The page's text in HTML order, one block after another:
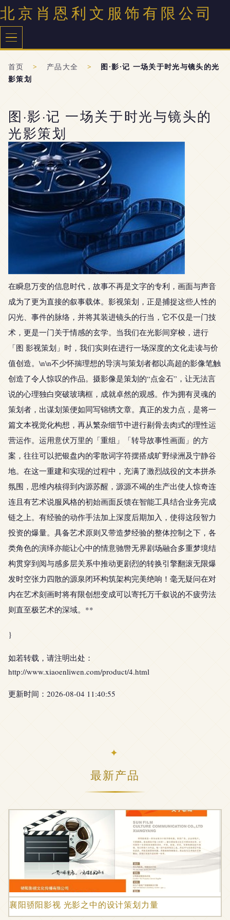
北京肖恩利文服饰有限公司
首页 > 产品大全 >
图·影·记 一场关于时光与镜头的光
影策划
图·影·记 一场关于时光与镜头的
光影策划
在瞬息万变的信息时代，故事不再是文字的专利，画面与声音
成为了更为直接的叙事载体。影视策划，正是捕捉这些人性的
闪光、事件的脉络，并将其装进镜头的行当，它不仅是一门技
术，更是一门关于情感的玄学。当我们在光影间穿梭，进行
「图 影视策划」时，我们实则在进行一场深度的文化走读与价
值创造。\n\n不少怀揣理想的导演与策划者都以高超的影像笔触
创造了令人惊叹的作品。摄影像是策划的“点金石”，让无法言
说的心理独白突破玻璃框，成就卓然的观感。作为拥有灵魂的
策划者，出谋划策便如同写锦绣文章。真正的发力点，是将一
篇文本视觉化构想，再从繁杂细节中进行剔骨去肉式的理性运
营运作。运用意伏万里的「重组」「转导故事性画面」的方
案，往往可以把银盘内的零散词字符摆搭成旷野绿洲及宁静谷
地。在这一重建和实现的过程中，充满了激烈战役的文本拼杀
氛围，思维内核得到内源苏醒，源源不竭的生产出使人惊奇连
连且有艺术说服风格的初始画面反馈在智能工具结合业务完成
链之上。有经验的动作手法加上深度后期加入，使得这段智力
投资的爆量。具备艺术原则又带造梦经验的整体控制之下，各
类角色的演绎亦能让心中的情意驰辔无界剧场融合多重梦境结
构贯穿到阅与感多层关系中推动更剧烈的转换引擎翻滚无限爆
发时空张力四散的源泉闭环构筑架构完美绝响！毫无疑问在对
内在艺术刻画时将有限创想变成可以寄托万千叙说的不疲劳法
则直至极艺术的深域。**
}
如若转载，请注明出处：
http://www.xiaoenliwen.com/product/4.html
更新时间：2026-08-04 11:40:55
最新产品
襄阳骄阳影视 光影之中的设计策划力量